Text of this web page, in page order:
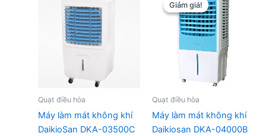
Quạt điều hòa
Máy làm mát không khí
DaikioSan DKA-03500C
Giảm giá!
Giảm giá!
Quạt điều hòa
Máy làm mát không khí
Daikiosan DKA-04000B